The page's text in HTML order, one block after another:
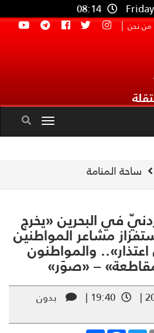
08:14
|
Toggle
navigation
المنامة
البحرين «يخرج
مشاعر المواطنين
والمواطنون
– «صوَر»
19:40 |
بدون